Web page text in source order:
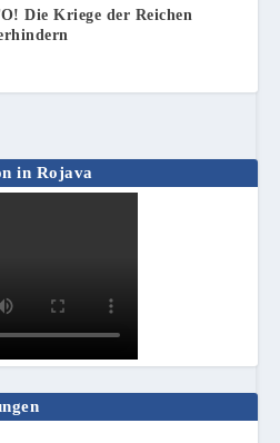
Die Kriege der Reichen
in Rojava